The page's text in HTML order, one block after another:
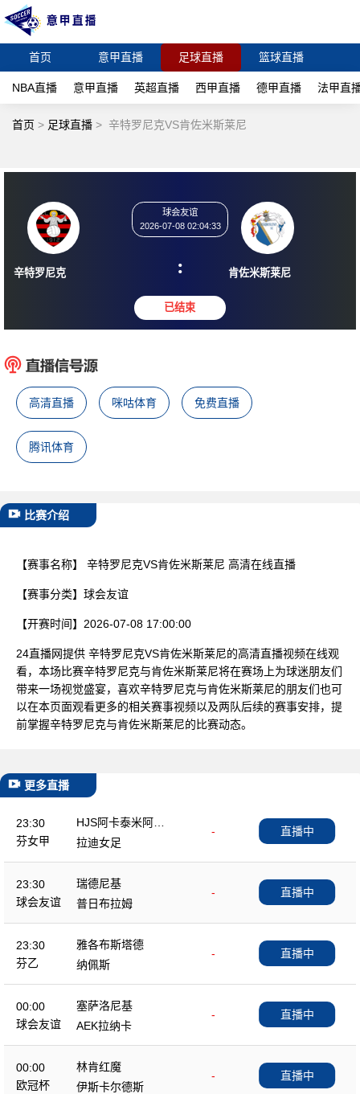
首页 意甲直播 足球直播 篮球直播
NBA直播 意甲直播 英超直播 西甲直播 德甲直播 法甲直
首页 > 足球直播 > 辛特罗尼克VS肯佐米斯莱尼
辛特罗尼克
2026-07-08 02:04:33
: 肯佐米斯莱尼
高清直播 咪咕体育 免费直播
腾讯体育
比赛介绍
【赛事名称】 辛特罗尼克VS肯佐米斯莱尼 高清在线直播
【赛事分类】 球会友谊
【开赛时间】 2026-07-08 17:00:00
24直播网提供 辛特罗尼克VS肯佐米斯莱尼的高清直播视频在线观
看，本场比赛辛特罗尼克与肯佐米斯莱尼将在赛场上为球迷朋友们
带来一场视觉盛宴，喜欢辛特罗尼克与肯佐米斯莱尼的朋友们也可
以在本页面观看更多的相关赛事视频以及两队后续的赛事安排，提
前掌握辛特罗尼克与肯佐米斯莱尼的比赛动态。
更多直播
23:30
芬女甲
HJS阿卡泰米阿女
足
-
拉迪女足
直播中
23:30
球会友谊
瑞德尼基
-
普日布拉姆
直播中
23:30
芬乙
雅各布斯塔德
-
纳佩斯
直播中
00:00
球会友谊
塞萨洛尼基
-
AEK拉纳卡
直播中
00:00
欧冠杯
林肯红魔
-
伊斯卡尔德斯
直播中